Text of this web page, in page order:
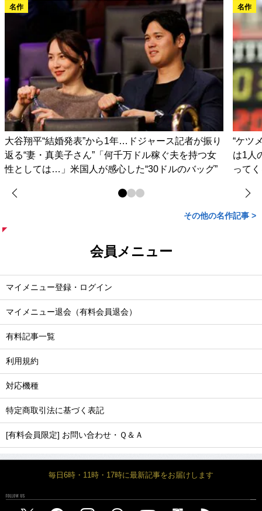
名作
大谷翔平“結婚発表”から1年…ドジャース記者が振り
返る“妻・真美子さん”「何千万ドル稼ぐ夫を持つ女
性としては…」米国人が感心した“30ドルのバッグ”
名作
“ケツ
は1人
って
その他の名作記事 >
会員メニュー
マイメニュー登録・ログイン
マイメニュー退会（有料会員退会）
有料記事一覧
利用規約
対応機種
特定商取引法に基づく表記
[有料会員限定] お問い合わせ・Ｑ＆Ａ
毎日6時・11時・17時に最新記事をお届けします
FOLLOW US